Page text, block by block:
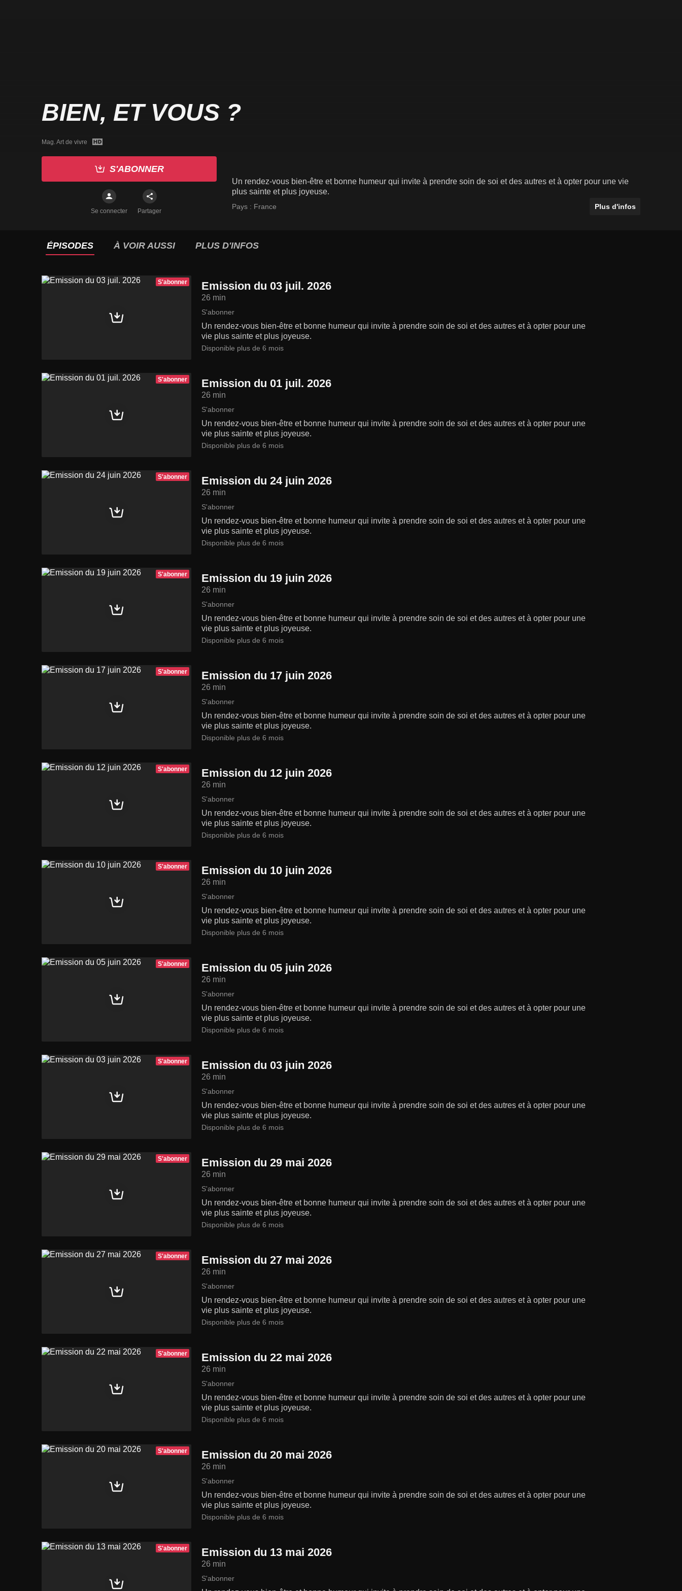
BIEN, ET VOUS ?
Mag. Art de vivre
S'ABONNER
Se connecter Partager
Un rendez-vous bien-être et bonne humeur qui invite à prendre soin de soi et des autres et à opter pour une vie
plus sainte et plus joyeuse.
Pays : France Plus d'infos
ÉPISODES À VOIR AUSSI PLUS D'INFOS
S'abonner Emission du 03 juil. 2026
26 min
S'abonner
Un rendez-vous bien-être et bonne humeur qui invite à prendre soin de soi et des autres et à opter pour une
vie plus sainte et plus joyeuse.
Disponible plus de 6 mois
S'abonner Emission du 01 juil. 2026
26 min
S'abonner
Un rendez-vous bien-être et bonne humeur qui invite à prendre soin de soi et des autres et à opter pour une
vie plus sainte et plus joyeuse.
Disponible plus de 6 mois
S'abonner Emission du 24 juin 2026
26 min
S'abonner
Un rendez-vous bien-être et bonne humeur qui invite à prendre soin de soi et des autres et à opter pour une
vie plus sainte et plus joyeuse.
Disponible plus de 6 mois
S'abonner Emission du 19 juin 2026
26 min
S'abonner
Un rendez-vous bien-être et bonne humeur qui invite à prendre soin de soi et des autres et à opter pour une
vie plus sainte et plus joyeuse.
Disponible plus de 6 mois
S'abonner Emission du 17 juin 2026
26 min
S'abonner
Un rendez-vous bien-être et bonne humeur qui invite à prendre soin de soi et des autres et à opter pour une
vie plus sainte et plus joyeuse.
Disponible plus de 6 mois
S'abonner Emission du 12 juin 2026
26 min
S'abonner
Un rendez-vous bien-être et bonne humeur qui invite à prendre soin de soi et des autres et à opter pour une
vie plus sainte et plus joyeuse.
Disponible plus de 6 mois
S'abonner Emission du 10 juin 2026
26 min
S'abonner
Un rendez-vous bien-être et bonne humeur qui invite à prendre soin de soi et des autres et à opter pour une
vie plus sainte et plus joyeuse.
Disponible plus de 6 mois
S'abonner Emission du 05 juin 2026
26 min
S'abonner
Un rendez-vous bien-être et bonne humeur qui invite à prendre soin de soi et des autres et à opter pour une
vie plus sainte et plus joyeuse.
Disponible plus de 6 mois
S'abonner Emission du 03 juin 2026
26 min
S'abonner
Un rendez-vous bien-être et bonne humeur qui invite à prendre soin de soi et des autres et à opter pour une
vie plus sainte et plus joyeuse.
Disponible plus de 6 mois
S'abonner Emission du 29 mai 2026
26 min
S'abonner
Un rendez-vous bien-être et bonne humeur qui invite à prendre soin de soi et des autres et à opter pour une
vie plus sainte et plus joyeuse.
Disponible plus de 6 mois
S'abonner Emission du 27 mai 2026
26 min
S'abonner
Un rendez-vous bien-être et bonne humeur qui invite à prendre soin de soi et des autres et à opter pour une
vie plus sainte et plus joyeuse.
Disponible plus de 6 mois
S'abonner Emission du 22 mai 2026
26 min
S'abonner
Un rendez-vous bien-être et bonne humeur qui invite à prendre soin de soi et des autres et à opter pour une
vie plus sainte et plus joyeuse.
Disponible plus de 6 mois
S'abonner Emission du 20 mai 2026
26 min
S'abonner
Un rendez-vous bien-être et bonne humeur qui invite à prendre soin de soi et des autres et à opter pour une
vie plus sainte et plus joyeuse.
Disponible plus de 6 mois
S'abonner Emission du 13 mai 2026
26 min
S'abonner